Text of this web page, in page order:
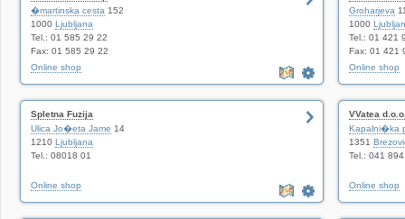
�martinska cesta 152
1000 Ljubljana
Tel.: 01 585 29 22
Fax: 01 585 29 22
Online shop
Groharjeva
1000
Tel.: 01 421
Fax: 01 421
Online shop
Spletna Fuzija
Ulica Jo�eta Jame 14
1210 Ljubljana
Tel.: 08018 01
Online shop
VVatea
Kapalni�ka
1351
Tel.: 041
Online shop